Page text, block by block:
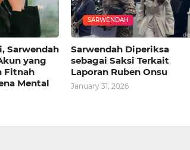
Sarwendah
yang
Fitnah
Mental
SARWENDAH
Sarwendah Diperiksa
sebagai Saksi Terkait
Laporan Ruben Onsu
January 31, 2026